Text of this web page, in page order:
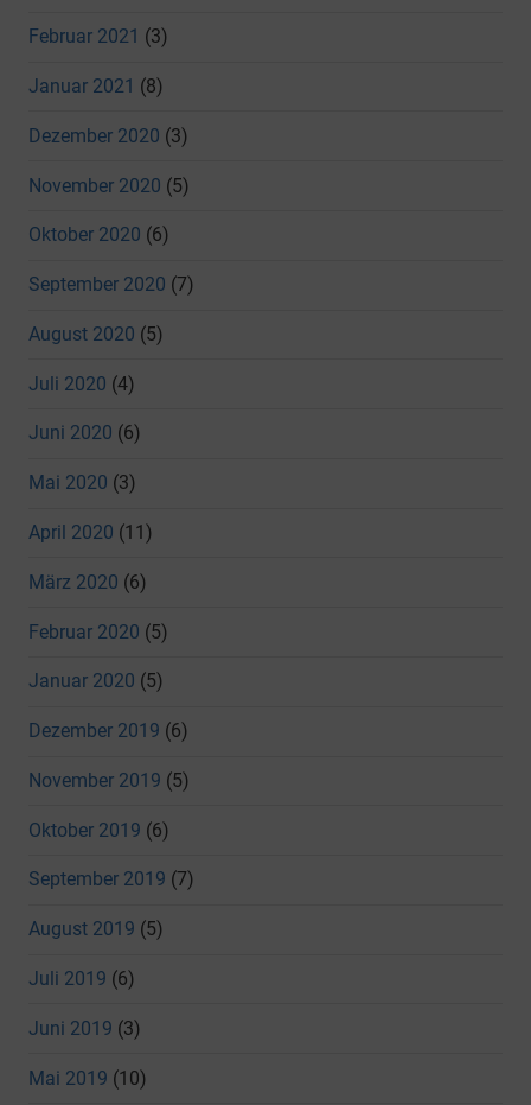
Februar 2021 (3)
Januar 2021 (8)
Dezember 2020 (3)
November 2020 (5)
Oktober 2020 (6)
September 2020 (7)
August 2020 (5)
Juli 2020 (4)
Juni 2020 (6)
Mai 2020 (3)
April 2020 (11)
März 2020 (6)
Februar 2020 (5)
Januar 2020 (5)
Dezember 2019 (6)
November 2019 (5)
Oktober 2019 (6)
September 2019 (7)
August 2019 (5)
Juli 2019 (6)
Juni 2019 (3)
Mai 2019 (10)